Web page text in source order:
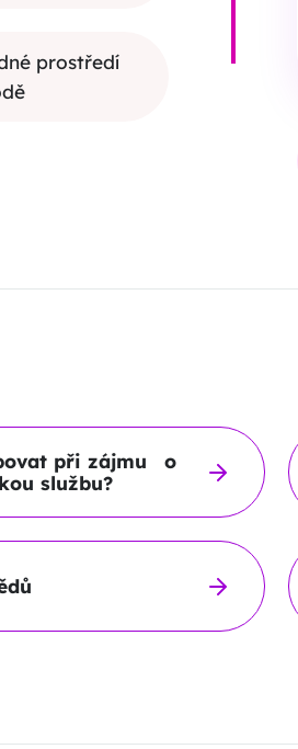
prostředí
při zájmu o
službu?